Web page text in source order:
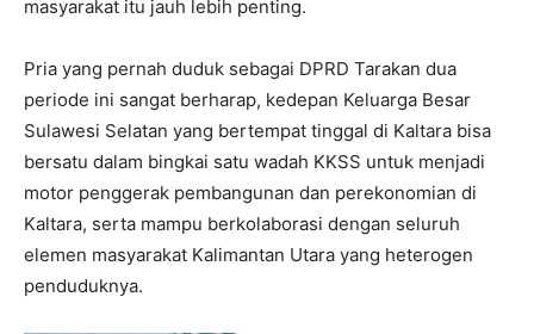
masyarakat itu jauh lebih penting.
Pria yang pernah duduk sebagai DPRD Tarakan dua
periode ini sangat berharap, kedepan Keluarga Besar
Sulawesi Selatan yang bertempat tinggal di Kaltara bisa
bersatu dalam bingkai satu wadah KKSS untuk menjadi
motor penggerak pembangunan dan perekonomian di
Kaltara, serta mampu berkolaborasi dengan seluruh
elemen masyarakat Kalimantan Utara yang heterogen
penduduknya.